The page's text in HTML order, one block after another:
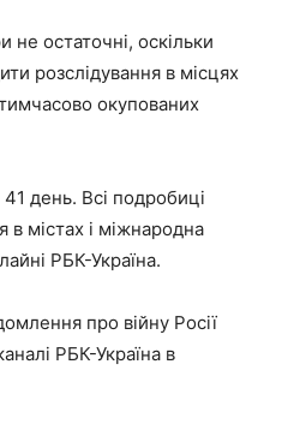
остаточні, оскільки
розслідування в місцях
окупованих
41 день. Всі подробиці
в містах і міжнародна
РБК-Україна.
про війну Росії
РБК-Україна в